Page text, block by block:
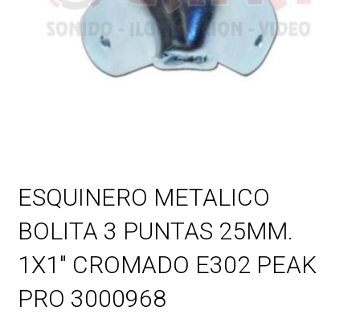
ESQUINERO METALICO
BOLITA 3 PUNTAS 25MM.
1X1″ CROMADO E302 PEAK
PRO 3000968